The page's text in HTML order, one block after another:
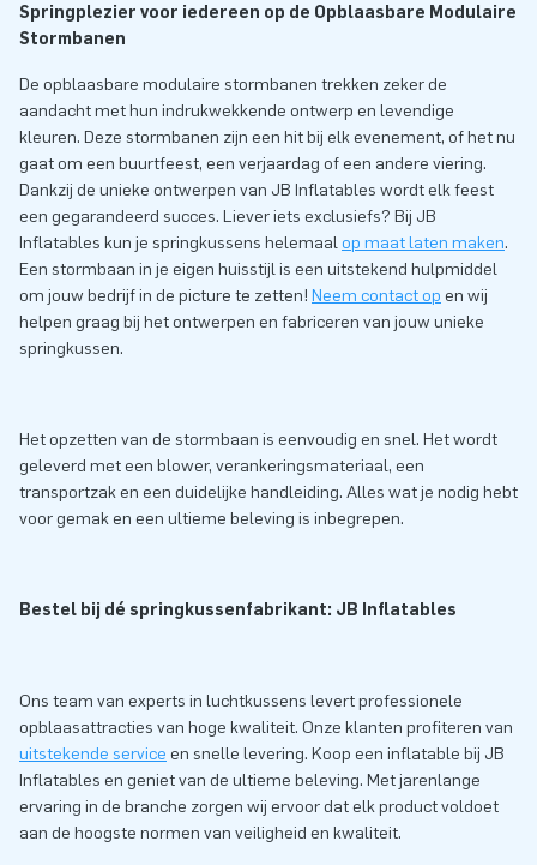
Springplezier voor iedereen op de Opblaasbare Modulaire
Stormbanen
De opblaasbare modulaire stormbanen trekken zeker de
aandacht met hun indrukwekkende ontwerp en levendige
kleuren. Deze stormbanen zijn een hit bij elk evenement, of het nu
gaat om een buurtfeest, een verjaardag of een andere viering.
Dankzij de unieke ontwerpen van JB Inflatables wordt elk feest
een gegarandeerd succes. Liever iets exclusiefs? Bij JB
Inflatables kun je springkussens helemaalop maat laten maken.
Een stormbaan in je eigen huisstijl is een uitstekend hulpmiddel
om jouw bedrijf in de picture te zetten! Neem contact op en wij
helpen graag bij het ontwerpen en fabriceren van jouw unieke
springkussen.
Het opzetten van de stormbaan is eenvoudig en snel. Het wordt
geleverd met een blower, verankeringsmateriaal, een
transportzak en een duidelijke handleiding. Alles wat je nodig hebt
voor gemak en een ultieme beleving is inbegrepen.
Bestel bij dé springkussenfabrikant: JB Inflatables
Ons team van experts in luchtkussens levert professionele
opblaasattracties van hoge kwaliteit. Onze klanten profiteren van
uitstekende service en snelle levering. Koop een inflatable bij JB
Inflatables en geniet van de ultieme beleving. Met jarenlange
ervaring in de branche zorgen wij ervoor dat elk product voldoet
aan de hoogste normen van veiligheid en kwaliteit.